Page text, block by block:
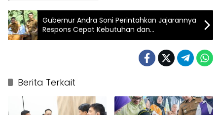
Gubernur Andra Soni Perintahkan Jajarannya
Respons Cepat Kebutuhan dan
Permasalahan di Masyarakat
Berita Terkait